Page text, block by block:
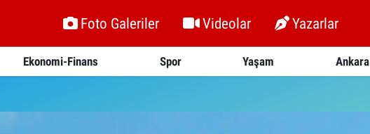
Foto Galeriler Videolar Yazarlar
Ekonomi-Finans Spor Yaşam Ankara